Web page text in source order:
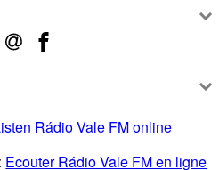
Rádio Vale FM online
Ecouter Rádio Vale FM en ligne